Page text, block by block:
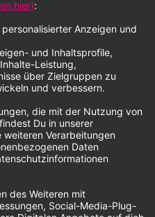
auch über die Alexa
den Skill von Radio
direkt einzuspeichern